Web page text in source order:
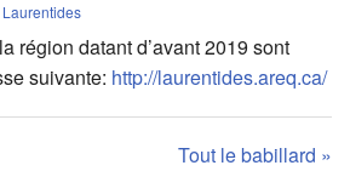
région datant d’avant 2019 sont
suivante: http://laurentides.areq.ca/
Tout le babillard »